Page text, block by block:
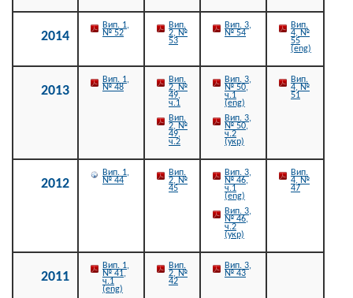
2014
Вип. 1,
№ 52
Вип.
2, №
53
Вип. 3,
№ 54
Вип.
4, №
55
(eng)
2013
Вип. 1,
№ 48
Вип.
2, №
49,
ч.1
Вип.
2, №
49,
ч.2
Вип. 3,
№ 50,
ч.1
(eng)
Вип. 3,
№ 50,
ч.2
(укр)
Вип.
4, №
51
2012
Вип. 1,
№ 44
Вип.
2, №
45
Вип. 3,
№ 46,
ч.1
(eng)
Вип. 3,
№ 46,
ч.2
(укр)
Вип.
4, №
47
2011
Вип. 1,
№ 41,
ч.1
(eng)
Вип.
2, №
42
Вип. 3,
№ 43